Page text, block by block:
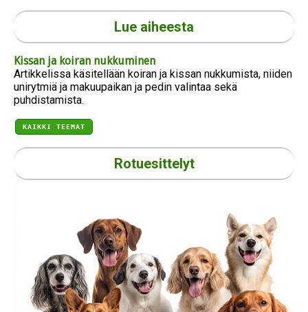
Lue aiheesta
Kissan ja koiran nukkuminen
Artikkelissa käsitellään koiran ja kissan nukkumista, niiden
unirytmiä ja makuupaikan ja pedin valintaa sekä
puhdistamista.
KAIKKI TEEMAT
Rotuesittelyt